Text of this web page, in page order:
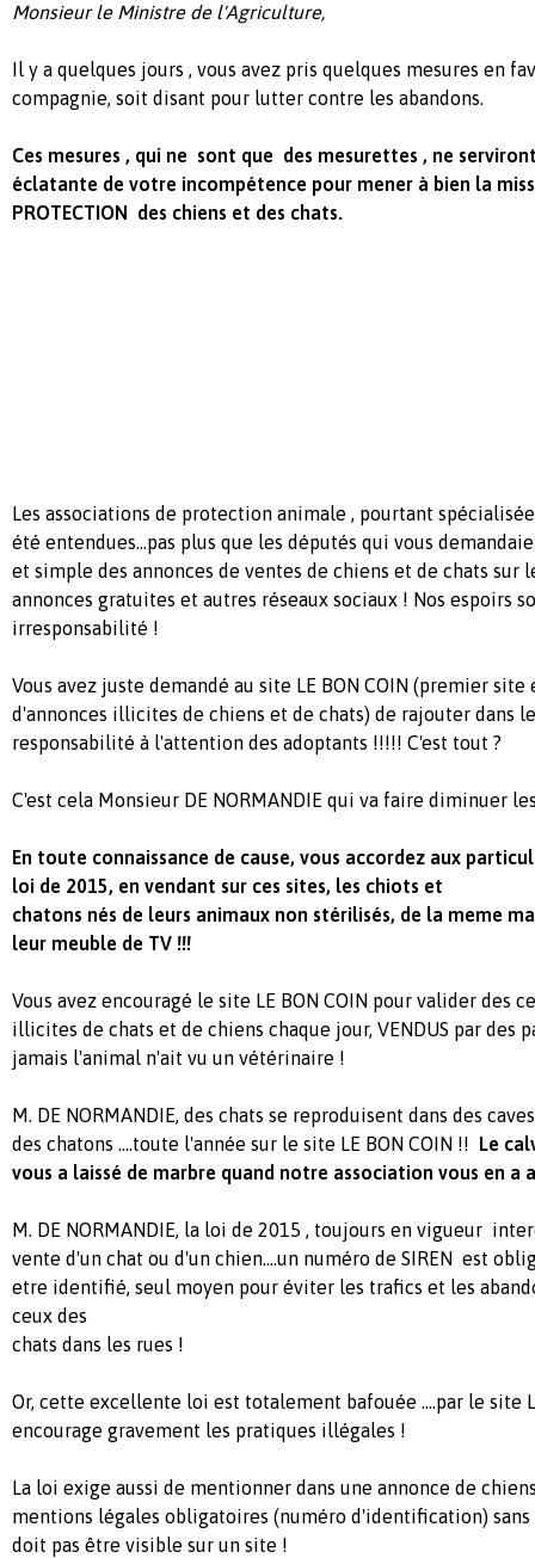
Monsieur le Ministre de l'Agriculture,
Il y a quelques jours , vous avez pris quelques mesures en
compagnie, soit disant pour lutter contre les abandons.
Ces mesures , qui ne sont que des mesurettes , ne
éclatante de votre incompétence pour mener à bien la
PROTECTION des chiens et des chats.
Les associations de protection animale , pourtant
été entendues...pas plus que les députés qui vous
et simple des annonces de ventes de chiens et de chats sur
annonces gratuites et autres réseaux sociaux ! Nos espoirs
irresponsabilité !
Vous avez juste demandé au site LE BON COIN (premier site
d'annonces illicites de chiens et de chats) de rajouter dans
responsabilité à l'attention des adoptants !!!!! C'est tout ?
C'est cela Monsieur DE NORMANDIE qui va faire diminuer
En toute connaissance de cause, vous accordez aux
loi de 2015, en vendant sur ces sites, les chiots et
chatons nés de leurs animaux non stérilisés, de la meme
leur meuble de TV !!!
Vous avez encouragé le site LE BON COIN pour valider des
illicites de chats et de chiens chaque jour, VENDUS par des
jamais l'animal n'ait vu un vétérinaire !
M. DE NORMANDIE, des chats se reproduisent dans des
des chatons ....toute l'année sur le site LE BON COIN !! Le
vous a laissé de marbre quand notre association vous en a
M. DE NORMANDIE, la loi de 2015 , toujours en vigueur
vente d'un chat ou d'un chien....un numéro de SIREN est
etre identifié, seul moyen pour éviter les trafics et les
ceux des
chats dans les rues !
Or, cette excellente loi est totalement bafouée ....par le site
encourage gravement les pratiques illégales !
La loi exige aussi de mentionner dans une annonce de
mentions légales obligatoires (numéro d'identification)
doit pas être visible sur un site !